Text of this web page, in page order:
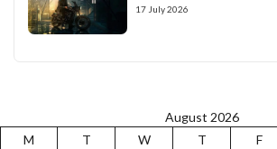
17 July 2026
August 2026
M
T W T F